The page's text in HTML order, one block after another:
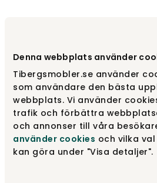
Denna webbplats använder
Tibergsmobler.se använder
som användare den bästa
webbplats. Vi använder
trafik och förbättra
och annonser till våra
använder cookies och vilka
kan göra under "Visa detaljer".
Vit
Svart